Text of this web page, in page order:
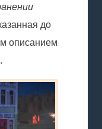
до
описанием